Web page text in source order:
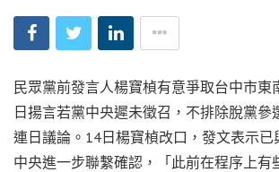
民眾黨前發言人楊寶楨有意爭取台中市東
日揚言若黨中央遲未徵召，不排除脫黨參
連日議論。14日楊寶楨改口，發文表示已
中央進一步聯繫確認，「此前在程序上有